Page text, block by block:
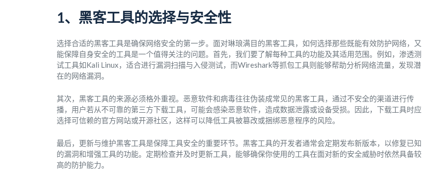
1、黑客工具的选择与安全性
选择合适的黑客工具是确保网络安全的第一步。面对琳琅满目的黑客工具，如何选择那些既能有效防护网络，又
能保障自身安全的工具是一个值得关注的问题。首先，我们要了解每种工具的功能及其适用范围。例如，渗透测
试工具如Kali Linux，适合进行漏洞扫描与入侵测试，而Wireshark等抓包工具则能够帮助分析网络流量，发现潜
在的网络漏洞。
其次，黑客工具的来源必须格外重视。恶意软件和病毒往往伪装成常见的黑客工具，通过不安全的渠道进行传
播，用户若从不可靠的第三方下载工具，可能会感染恶意软件，造成数据泄露或设备受损。因此，下载工具时应
选择可信赖的官方网站或开源社区，这样可以降低工具被篡改或捆绑恶意程序的风险。
最后，更新与维护黑客工具是保障工具安全的重要环节。黑客工具的开发者通常会定期发布新版本，以修复已知
的漏洞和增强工具的功能。定期检查并及时更新工具，能够确保你使用的工具在面对新的安全威胁时依然具备较
高的防护能力。